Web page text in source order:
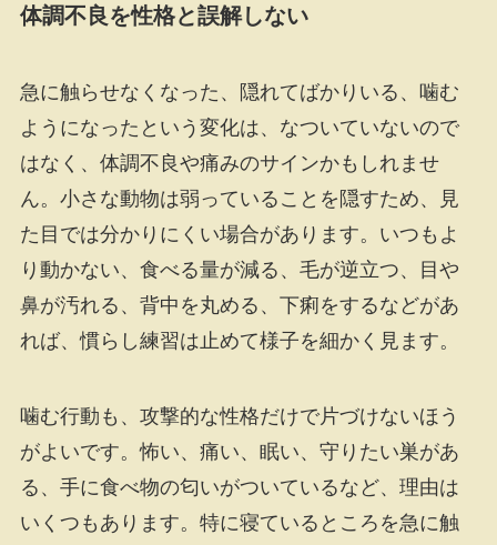
体調不良を性格と誤解しない
急に触らせなくなった、隠れてばかりいる、噛む
ようになったという変化は、なついていないので
はなく、体調不良や痛みのサインかもしれませ
ん。小さな動物は弱っていることを隠すため、見
た目では分かりにくい場合があります。いつもよ
り動かない、食べる量が減る、毛が逆立つ、目や
鼻が汚れる、背中を丸める、下痢をするなどがあ
れば、慣らし練習は止めて様子を細かく見ます。
噛む行動も、攻撃的な性格だけで片づけないほう
がよいです。怖い、痛い、眠い、守りたい巣があ
る、手に食べ物の匂いがついているなど、理由は
いくつもあります。特に寝ているところを急に触